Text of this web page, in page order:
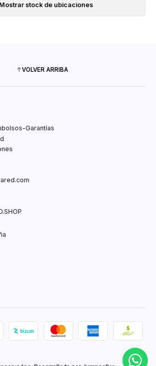
Mostrar stock de ubicaciones
VOLVER ARRIBA
Garantías